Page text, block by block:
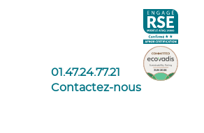
01.47.24.77.21
Contactez-nous